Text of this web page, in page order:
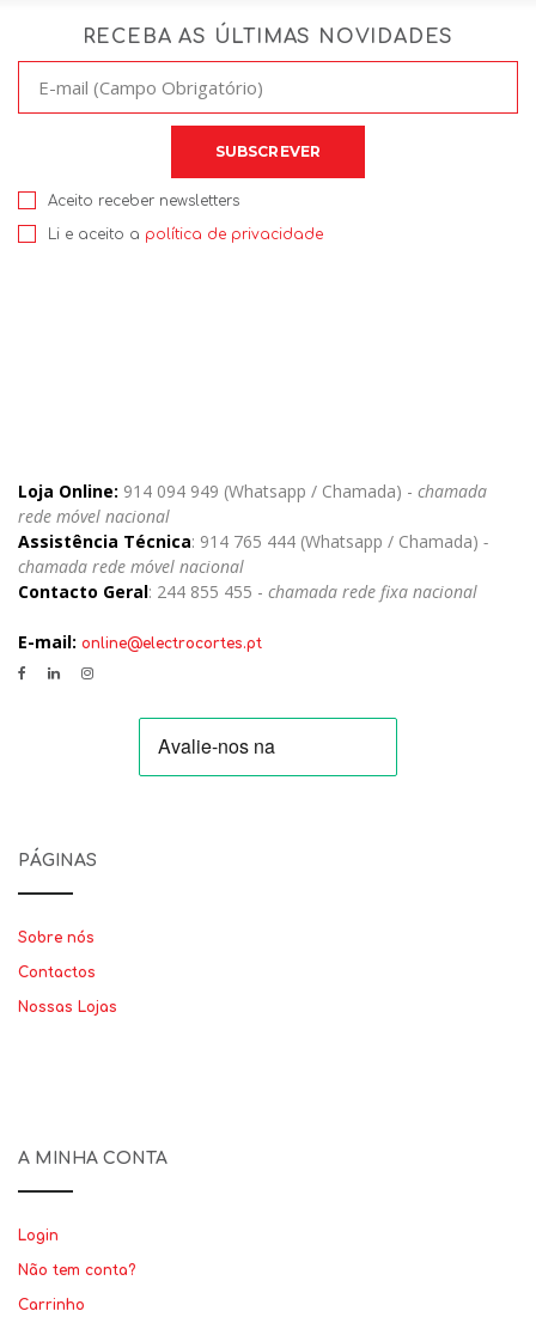
RECEBA AS ÚLTIMAS NOVIDADES
Aceito receber newsletters
Li e aceito a política de privacidade
Loja Online: 914 094 949 (Whatsapp / Chamada) - chamada
rede móvel nacional
Assistência Técnica: 914 765 444 (Whatsapp / Chamada) -
chamada rede móvel nacional
Contacto Geral: 244 855 455 - chamada rede fixa nacional
E-mail: online@electrocortes.pt
PÁGINAS
Sobre nós
Contactos
Nossas Lojas
A MINHA CONTA
Login
Não tem conta?
Carrinho